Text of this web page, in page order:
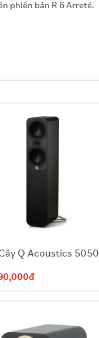
phiên bản R 6 Arreté.
Q Acoustics 5050